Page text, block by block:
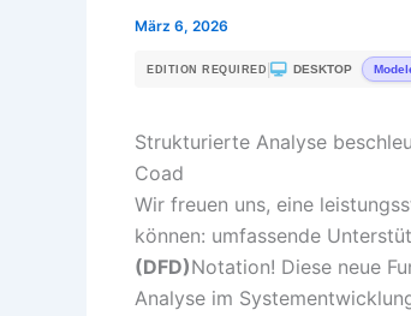
März 6, 2026
EDITION REQUIRED DESKTOP
Strukturierte Analyse
Coad
Wir freuen uns, eine
können: umfassende
(DFD)Notation! Diese neue
Analyse im